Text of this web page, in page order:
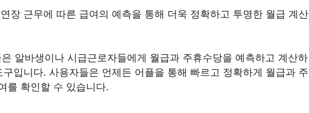
장 근무에 따른 급여의 예측을 통해 더욱 정확하고 투명한 월급 계산
알바생이나 시급근로자들에게 월급과 주휴수당을 예측하고 계산하
입니다. 사용자들은 언제든 어플을 통해 빠르고 정확하게 월급과 주
를 확인할 수 있습니다.